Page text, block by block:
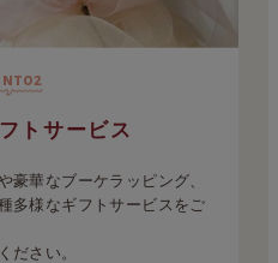
トサービス
豪華なブーケラッピング、
多様なギフトサービスをご
ださい。